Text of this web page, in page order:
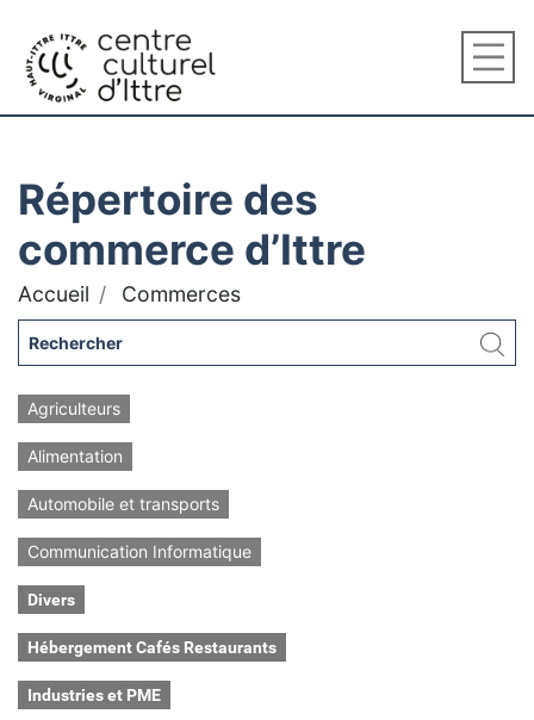
Répertoire des
commerce d’Ittre
Accueil Commerces
Agriculteurs
Alimentation
Automobile et transports
Communication Informatique
Divers
Hébergement Cafés Restaurants
Industries et PME